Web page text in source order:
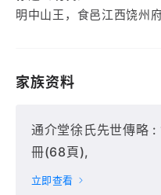
明中山王，食邑江西饶州
家族资料
通介堂徐氏先世傳略 :
冊(68頁),
立即查看